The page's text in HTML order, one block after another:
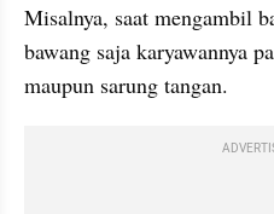
Misalnya, saat mengambil
bawang saja karyawannya
maupun sarung tangan.